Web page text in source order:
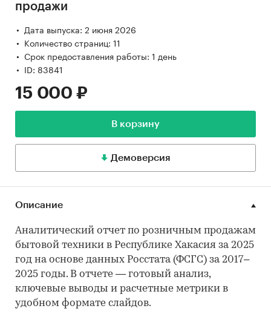
продажи
Дата выпуска: 2 июня 2026
Количество страниц: 11
Срок предоставления работы: 1 день
ID: 83841
15 000 ₽
В корзину
Демоверсия
Описание
Аналитический отчет по розничным продажам
бытовой техники в Республике Хакасия за 2025
год на основе данных Росстата (ФСГС) за 2017–
2025 годы. В отчете — готовый анализ,
ключевые выводы и расчетные метрики в
удобном формате слайдов.